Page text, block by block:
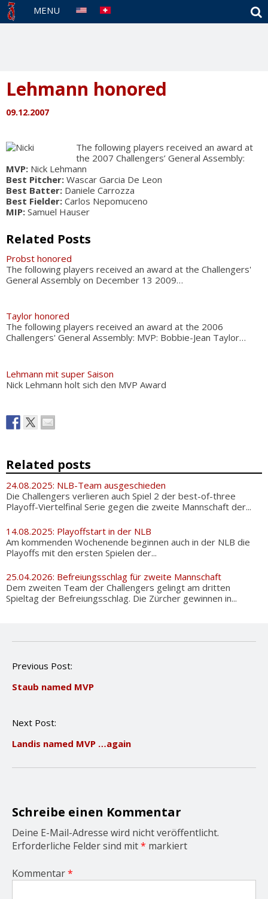
MENU
Lehmann honored
09.12.2007
The following players received an award at
the 2007 Challengers’ General Assembly:
MVP: Nick Lehmann
Best Pitcher: Wascar Garcia De Leon
Best Batter: Daniele Carrozza
Best Fielder: Carlos Nepomuceno
MIP: Samuel Hauser
Related Posts
Probst honored
The following players received an award at the Challengers'
General Assembly on December 13 2009…
Taylor honored
The following players received an award at the 2006
Challengers' General Assembly: MVP: Bobbie-Jean Taylor…
Lehmann mit super Saison
Nick Lehmann holt sich den MVP Award
Related posts
24.08.2025: NLB-Team ausgeschieden
Die Challengers verlieren auch Spiel 2 der best-of-three
Playoff-Viertelfinal Serie gegen die zweite Mannschaft der...
14.08.2025: Playoffstart in der NLB
Am kommenden Wochenende beginnen auch in der NLB die
Playoffs mit den ersten Spielen der...
25.04.2026: Befreiungsschlag für zweite Mannschaft
Dem zweiten Team der Challengers gelingt am dritten
Spieltag der Befreiungsschlag. Die Zürcher gewinnen in...
P
s
a
i
o
n
Previous Post:
Staub named MVP
Next Post:
Landis named MVP …again
Schreibe einen Kommentar
Deine E-Mail-Adresse wird nicht veröffentlicht.
Erforderliche Felder sind mit* markiert
Kommentar*